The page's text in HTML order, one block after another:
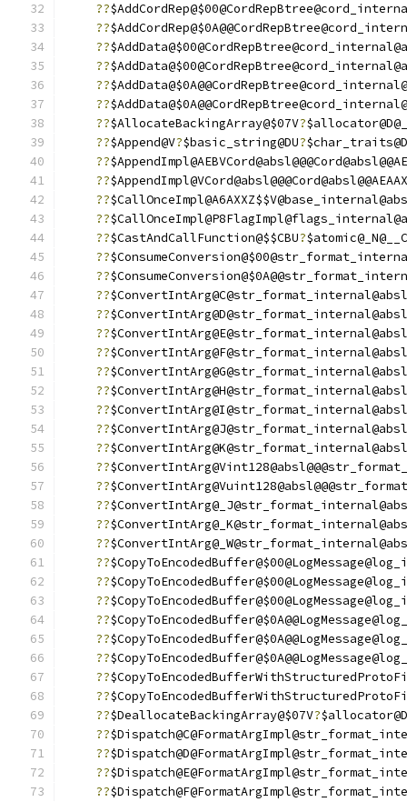
??
??
??
??
??
??
??$AllocateBackingArray@$07V?
??$Append@V?$basic_string@DU?
??
??
??
??
??$CastAndCallFunction@$$CBU?
??
??
??
??
??
??
??
??
??
??
??
??
??
??
??
??
??
??
??
??
??
??
??
??
??$DeallocateBackingArray@$07V?
??
??
??
??